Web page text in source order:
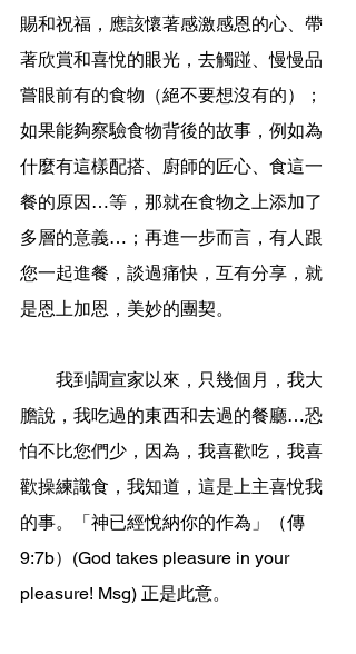
賜和祝福，應該懷著感激感恩的心、帶
著欣賞和喜悅的眼光，去觸踫、慢慢品
嘗眼前有的食物（絕不要想沒有的）；
如果能夠察驗食物背後的故事，例如為
什麼有這樣配搭、廚師的匠心、食這一
餐的原因…等，那就在食物之上添加了
多層的意義…；再進一步而言，有人跟
您一起進餐，談過痛快，互有分享，就
是恩上加恩，美妙的團契。
膽說，我吃過的東西和去過的餐廳…恐
怕不比您們少，因為，我喜歡吃，我喜
歡操練識食，我知道，這是上主喜悅我
的事。「神已經悅納你的作為」（傳
9:7b）(God takes pleasure in your
pleasure! Msg) 正是此意。